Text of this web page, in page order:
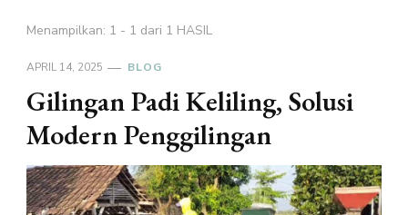
Menampilkan: 1 - 1 dari 1 HASIL
APRIL 14, 2025 BLOG
Gilingan Padi Keliling, Solusi
Modern Penggilingan